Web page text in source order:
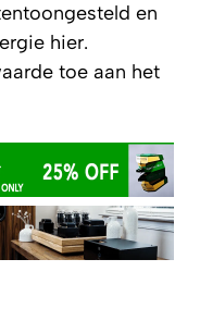
en
hier.
toe aan het